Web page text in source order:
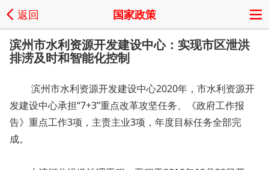
返回 国家政策
滨州市水利资源开发建设中心：实现市区泄洪
排涝及时和智能化控制
滨州市水利资源开发建设中心2020年，市水利资源开
发建设中心承担“7+3”重点改革攻坚任务、《政府工作报
告》重点工作3项，主责主业3项，年度目标任务全部完
成。